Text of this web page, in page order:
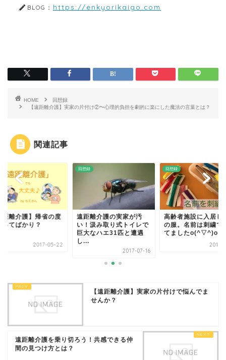
BLOG： https://enkyorikaigo.com
HOME
回想録
【遠距離介護】実家の片付け②〜心理的負担を劇的に楽にした魔法の言葉とは？
関連記事
距離介護】帰省の度
ってばかり？
2017-05-22
回想録
遠距離介護の実家が汚
い！汲み取り式トイレで
巨大なハエ31匹と遭遇
し...
2017-07-16
回想録
高齢者施設に入居し
の服。名前は刺繍で
てましたo(^▽^)o
2017-
【遠距離介護】実家の片付けで悩んでま
せんか？
遠距離介護を乗り切ろう！共感できる仲
間の見つけ方とは？